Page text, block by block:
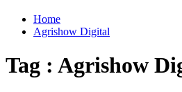
Home
Agrishow Digital
Tag : Agrishow